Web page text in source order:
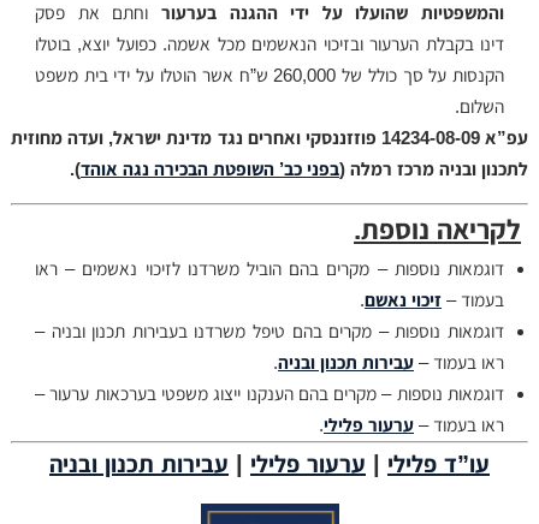
והמשפטיות שהועלו על ידי ההגנה בערעור וחתם את פסק
דינו בקבלת הערעור ובזיכוי הנאשמים מכל אשמה. כפועל יוצא, בוטלו
הקנסות על סך כולל של 260,000 ש”ח אשר הוטלו על ידי בית משפט
השלום.
עפ”א 14234-08-09 פוזזננסקי ואחרים נגד מדינת ישראל, ועדה מחוזית
לתכנון ובניה מרכז רמלה (בפני כב’ השופטת הבכירה נגה אוהד).
לקריאה נוספת.
דוגמאות נוספות – מקרים בהם הוביל משרדנו לזיכוי נאשמים – ראו
בעמוד – זיכוי נאשם.
דוגמאות נוספות – מקרים בהם טיפל משרדנו בעבירות תכנון ובניה –
ראו בעמוד – עבירות תכנון ובניה.
דוגמאות נוספות – מקרים בהם הענקנו ייצוג משפטי בערכאות ערעור –
ראו בעמוד – ערעור פלילי.
עו”ד פלילי ערעור פלילי עבירות תכנון ובניה